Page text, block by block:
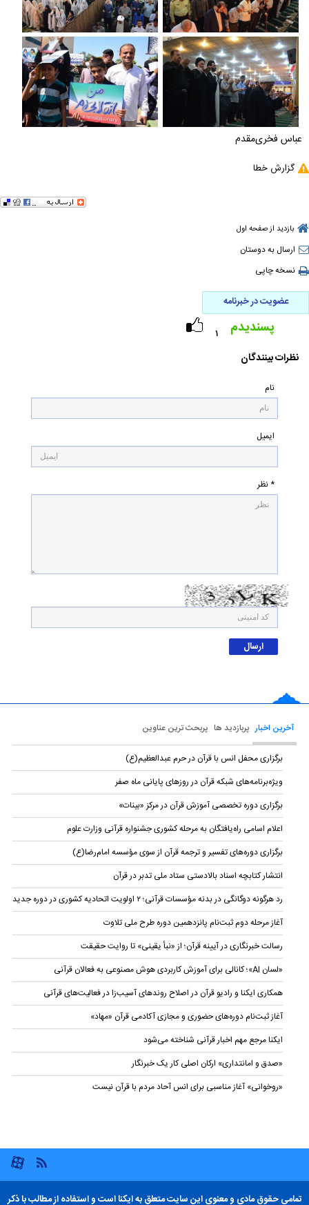
عباس فخری‌مقدم
گزارش خطا
بازدید از صفحه اول
ارسال به دوستان
نسخه چاپی
عضویت در خبرنامه
۱ پسندیدم
نظرات بینندگان
نام
ایمیل
* نظر
آخرین اخبار پربازدید ها پربحث ترین عناوین
برگزاری محفل انس با قرآن در حرم عبدالعظیم(ع)
ویژه‌برنامه‌های شبکه قرآن در روزهای پایانی ماه صفر
برگزاری دوره تخصصی آموزش قرآن در مرکز «بینات»
اعلام اسامی راه‌یافتگان به مرحله کشوری جشنواره قرآنی وزارت علوم
برگزاری دوره‌های تفسیر و ترجمه قرآن از سوی مؤسسه امام‌رضا(ع)
انتشار کتابچه اسناد بالادستی ستاد ملی تدبر در قرآن
رد هرگونه دوگانگی در بدنه مؤسسات قرآنی؛ ۲ اولویت اتحادیه کشوری در دوره جدید
آغاز مرحله دوم ثبت‌نام‌ پانزدهمین دوره طرح ملی تلاوت
رسالت خبرنگاری در آیینه قرآن؛ از «نبأ یقینی» تا روایت حقیقت
«لسان AI»؛ کانالی برای آموزش کاربردی هوش مصنوعی به فعالان قرآنی
همکاری ایکنا و رادیو قرآن در اصلاح روندهای آسیب‌زا در فعالیت‌های قرآنی
آغاز ثبت‌نام دوره‌های حضوری و مجازی آکادمی قرآن «مهاد»
ایکنا مرجع مهم اخبار قرآنی شناخته می‌شود
«صدق و امانتداری» ارکان اصلی کار یک خبرنگار
«روخوانی» آغاز مناسبی برای انس آحاد مردم با قرآن نیست
تمامی حقوق مادی و معنوی این سایت متعلق به ایکنا است و استفاده از مطالب با ذکر